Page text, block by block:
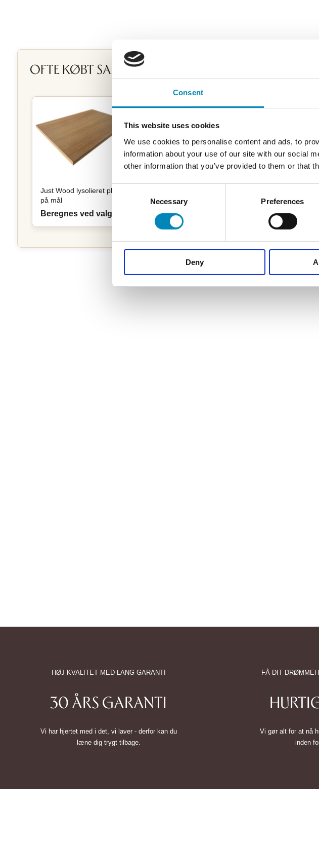
Consent
This website uses cookies
We use cookies to personalise content and ads, to
information about your use of our site with our social
other information that you’ve provided to them or that
Consent
Necessary Preferences
Deny
OFTE KØBT SAMMEN
Just Wood lysolieret plade
på mål
Beregnes ved valg
spejllampe - Messing
650 DKK
montering i skuffe eller
300 DKK
HØJ KVALITET MED LANG GARANTI
30 ÅRS GARANTI
Vi har hjertet med i det, vi laver - derfor kan du
læne dig trygt tilbage.
FÅ DIT
Vi gør alt for at nå
inden